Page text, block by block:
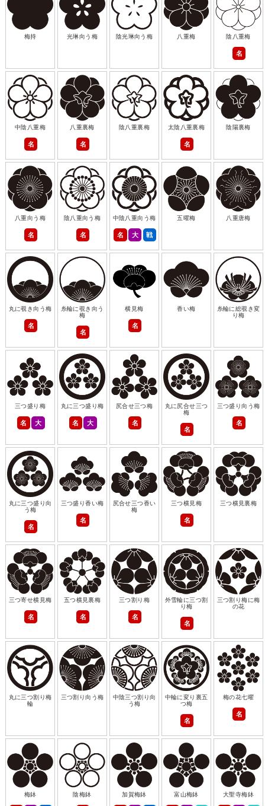
梅持 光琳向う梅 陰光琳向う梅 八重梅 陰八重梅
名
中陰八重梅
名
八重裏梅
名
陰八重裏梅 太陰八重裏梅
名
陰陽裏梅
八重向う梅
名
陰八重向う梅
名
中陰八重向う梅
名 大 戦
五曜梅 八重唐梅
丸に覗き向う梅
名
糸輪に覗き向う
梅
名
横見梅
名
香い梅
糸輪に総覗き変
り梅
三つ盛り梅
名 大
丸に三つ盛り梅
名 大
尻合せ三つ梅
名
丸に尻合せ三つ
梅
名
三つ盛り向う梅
名
丸に三つ盛り向
う梅
名
三つ盛り香い梅
名
尻合せ三つ香い
梅
三つ横見梅
名
三つ横見裏梅
三つ寄せ横見梅
名
五つ横見裏梅
名
三つ割り梅
名
外雪輪に三つ割
り梅
名
三つ割り梅に梅
の花
丸に三つ割り梅
輪
三つ割り向う梅
中陰三つ割り向
う梅
中輪に変り裏五
つ梅
名
梅の花七曜
名
梅鉢 陰梅鉢 加賀梅鉢 富山梅鉢 大聖寺梅鉢